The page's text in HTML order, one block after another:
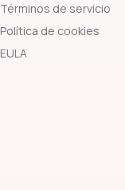
Términos de servicio
Política de cookies
EULA